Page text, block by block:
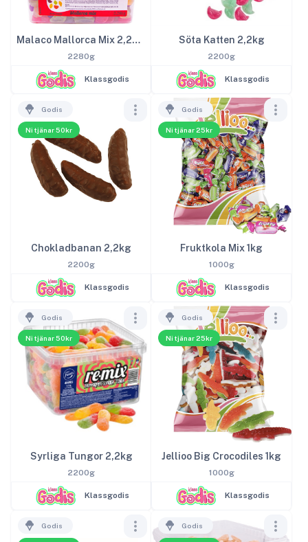
Malaco Mallorca Mix 2,28kg
2280g
Klassgodis
Söta Katten 2,2kg
2200g
Klassgodis
Ni tjänar 50kr
Godis
Chokladbanan 2,2kg
2200g
Klassgodis
Ni tjänar 25kr
Godis
Fruktkola Mix 1kg
1000g
Klassgodis
Ni tjänar 50kr
Godis
Syrliga Tungor 2,2kg
2200g
Klassgodis
Ni tjänar 25kr
Godis
Jellioo Big Crocodiles 1kg
1000g
Klassgodis
Godis Godis